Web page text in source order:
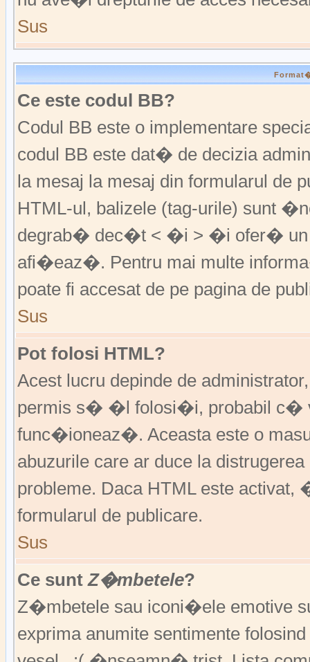
Sus
Ce este codul BB?
Codul BB este o implementare
codul BB este dat� de decizia
la mesaj la mesaj din formularul de
HTML-ul, balizele (tag-urile) sunt
degrab� dec�t < �i > �i ofer� un
afi�eaz�. Pentru mai multe
poate fi accesat de pe pagina de
Sus
Pot folosi HTML?
Acest lucru depinde de
permis s� �l folosi�i, probabil c�
func�ioneaz�. Aceasta este o
abuzurile care ar duce la
probleme. Daca HTML este
formularul de publicare.
Sus
Ce suntZ�mbetele?
Z�mbetele sau iconi�ele emotive
exprima anumite sentimente